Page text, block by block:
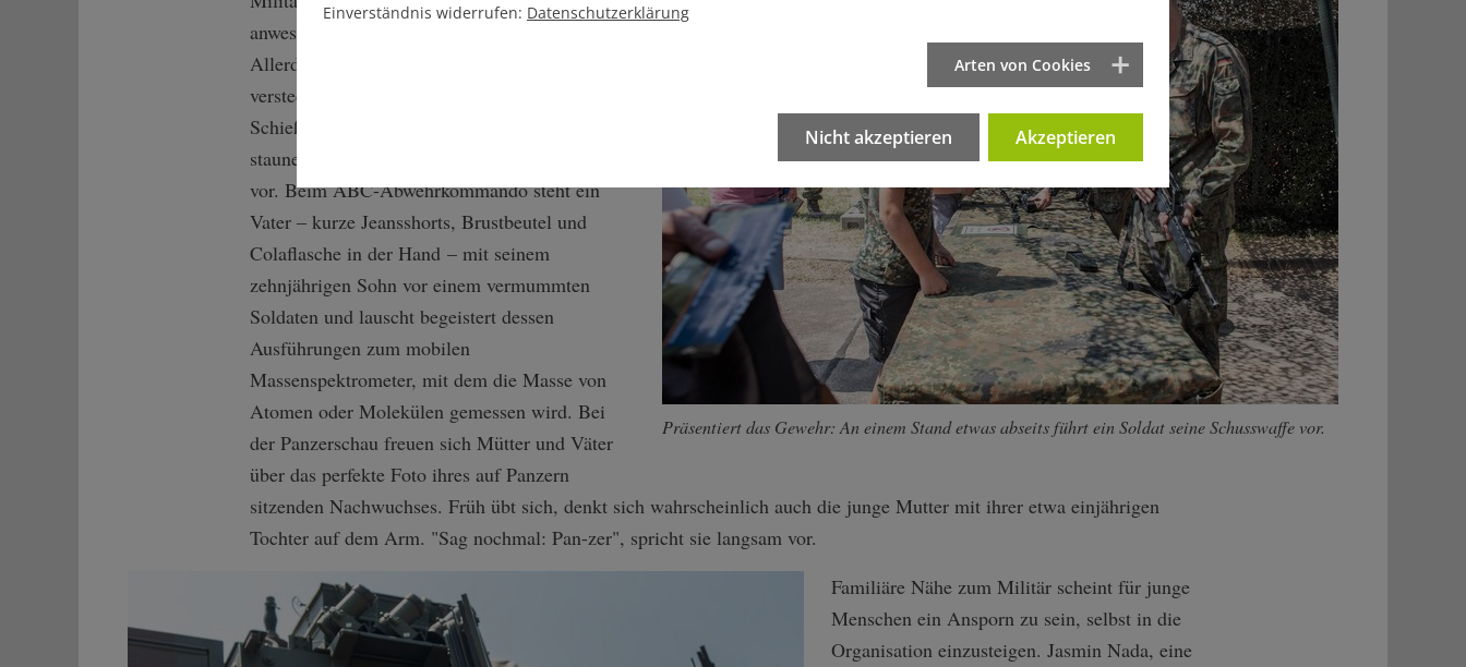
Präsentiert das Gewehr: An einem Stand etwas abseits führt ein Soldat seine Schusswaffe vor.
anwesenden Soldaten sind unbewaffnet.
Allerdings: An einem unscheinbaren Stand, gut
versteckt neben dem riesigen abgeschlossenen
Schießsimulator-Zelt, führen drei Soldaten zwei
staunenden kleinen Jungs Maschinengewehre
vor. Beim ABC-Abwehrkommando steht ein
Vater – kurze Jeansshorts, Brustbeutel und
Colaflasche in der Hand – mit seinem
zehnjährigen Sohn vor einem vermummten
Soldaten und lauscht begeistert dessen
Ausführungen zum mobilen
Massenspektrometer, mit dem die Masse von
Atomen oder Molekülen gemessen wird. Bei
der Panzerschau freuen sich Mütter und Väter
über das perfekte Foto ihres auf Panzern
sitzenden Nachwuchses. Früh übt sich, denkt sich wahrscheinlich auch die junge Mutter mit ihrer etwa einjährigen
Tochter auf dem Arm. "Sag nochmal: Pan-zer", spricht sie langsam vor.
Familiäre Nähe zum Militär scheint für junge
Menschen ein Ansporn zu sein, selbst in die
Organisation einzusteigen. Jasmin Nada, eine
Einverständnis widerrufen: Datenschutzerklärung
Arten von Cookies
Nicht akzeptieren Akzeptieren